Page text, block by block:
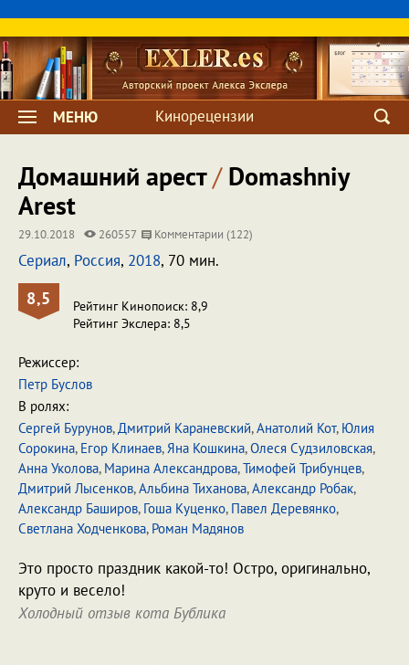
МЕНЮ Кинорецензии
Домашний арест/Domashniy
Arest
29.10.2018 260557 Комментарии (122)
Сериал, Россия, 2018, 70 мин.
8,5
Рейтинг Кинопоиск: 8,9
Рейтинг Экслера: 8,5
Режиссер:
Петр Буслов
В ролях:
Сергей Бурунов,Дмитрий Караневский,Анатолий Кот, Юлия
Сорокина, Егор Клинаев,Яна Кошкина,Олеся Судзиловская,
Анна Уколова, Марина Александрова,Тимофей Трибунцев,
Дмитрий Лысенков,Альбина Тиханова,Александр Робак,
Александр Баширов, Гоша Куценко, Павел Деревянко,
Светлана Ходченкова, Роман Мадянов
Это просто праздник какой-то! Остро, оригинально,
круто и весело!
Холодный отзыв кота Бублика